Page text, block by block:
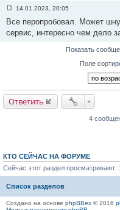
о
б
14.01.2023, 20:05
Все перопробовал. Может
сервис, интересно чем дело
Показать
Поле
Ответить
4
КТО СЕЙЧАС НА ФОРУМЕ
Сейчас этот раздел просматривают:
Список разделов
Создано на основе phpBBex © 2016